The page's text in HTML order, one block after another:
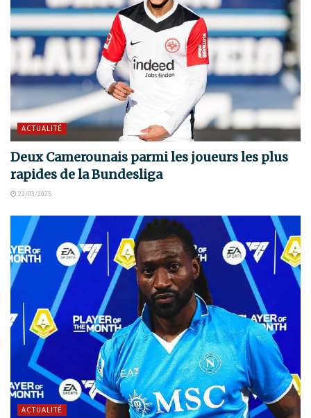
ACTUALITÉ
Deux Camerounais parmi les joueurs les plus
rapides de la Bundesliga
22/03/2025
ACTUALITÉ